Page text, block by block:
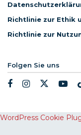
Richtlinie zur Ethik
Richtlinie zur
Folgen Sie uns
WordPress Cookie